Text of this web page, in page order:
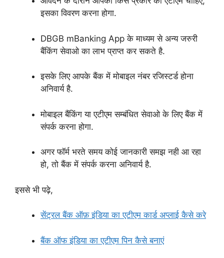
इसका विवरण करना होगा.
DBGB mBanking App के माध्यम से अन्य जरुरी
बैंकिंग सेवाओ का लाभ प्राप्त कर सकते है.
इसके लिए आपके बैंक में मोबाइल नंबर रजिस्टर्ड होना
अनिवार्य है.
मोबाइल बैंकिंग या एटीएम सम्बंधित सेवाओ के लिए बैंक में
संपर्क करना होगा.
अगर फॉर्म भरते समय कोई जानकारी समझ नही आ रहा
हो, तो बैंक में संपर्क करना अनिवार्य है.
इससे भी पढ़े,
सेंट्रल बैंक ऑफ़ इंडिया का एटीएम कार्ड अप्लाई कैसे करे
बैंक ऑफ इंडिया का एटीएम पिन कैसे बनाएं